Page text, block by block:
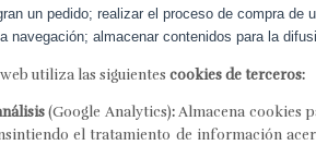
un pedido; realizar el proceso de compra
navegación; almacenar contenidos para la
utiliza las siguientes cookies de terceros:
(Google Analytics):Almacena cookies
el tratamiento de información